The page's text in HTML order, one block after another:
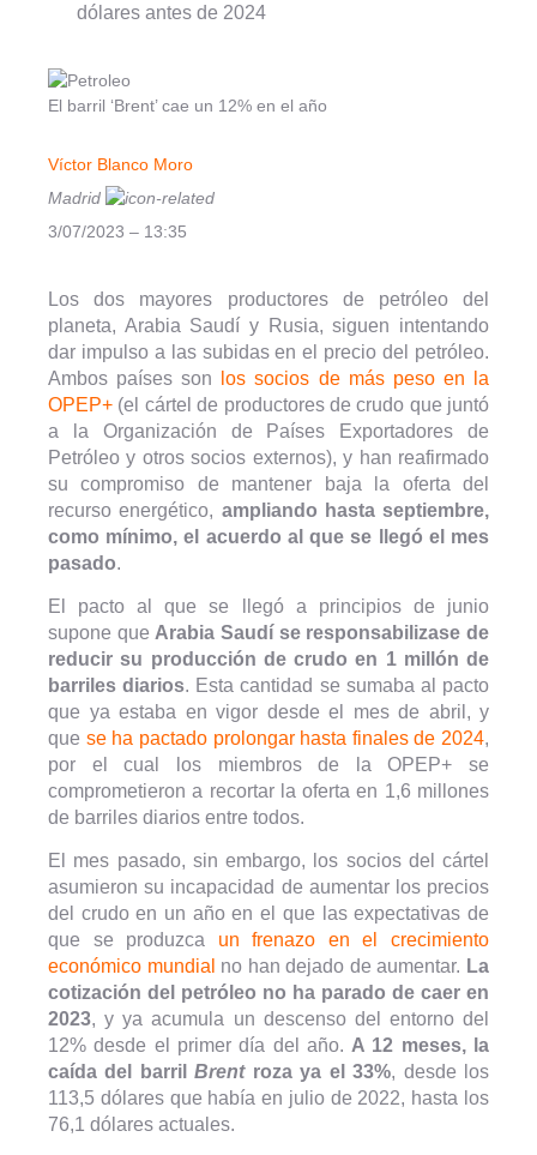
dólares antes de 2024
El barril ‘Brent’ cae un 12% en el año
Víctor Blanco Moro
Madrid
3/07/2023 – 13:35
Los dos mayores productores de petróleo del
planeta, Arabia Saudí y Rusia, siguen intentando
dar impulso a las subidas en el precio del petróleo.
Ambos países son
los socios de más peso en la
OPEP+ (el cártel de productores de crudo que juntó
a la Organización de Países Exportadores de
Petróleo y otros socios externos), y han reafirmado
su compromiso de mantener baja la oferta del
recurso energético, ampliando hasta septiembre,
como mínimo, el acuerdo al que se llegó el mes
pasado.
El pacto al que se llegó a principios de junio
supone que Arabia Saudí se responsabilizase de
reducir su producción de crudo en 1 millón de
barriles diarios. Esta cantidad se sumaba al pacto
que ya estaba en vigor desde el mes de abril, y
que se ha pactado prolongar hasta finales de 2024,
por el cual los miembros de la OPEP+ se
comprometieron a recortar la oferta en 1,6 millones
de barriles diarios entre todos.
El mes pasado, sin embargo, los socios del cártel
asumieron su incapacidad de aumentar los precios
del crudo en un año en el que las expectativas de
que se produzca un frenazo en el crecimiento
económico mundial no han dejado de aumentar. La
cotización del petróleo no ha parado de caer en
2023, y ya acumula un descenso del entorno del
12% desde el primer día del año. A 12 meses, la
caída del barrilBrent roza ya el 33%, desde los
113,5 dólares que había en julio de 2022, hasta los
76,1 dólares actuales.